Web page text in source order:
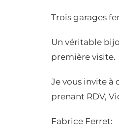
Trois garages
Un véritable
première visite.
Je vous invite à
prenant RDV,
Fabrice Ferret: